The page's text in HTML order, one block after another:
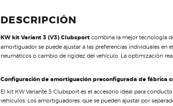
DESCRIPCIÓN
KW kit Variant 3 (V3) Clubsport combina la mejor tecnología
amortiguador se puede ajustar a las preferencias individuales
neumáticos o cambio de rigidez del vehículo. La optimización
Configuración de amortiguación preconfigurada de fábrica
El kit KW Variante 3 Clubsport es el accesorio ideal para
vehículos. Los amortiguadores, que se pueden ajustar por